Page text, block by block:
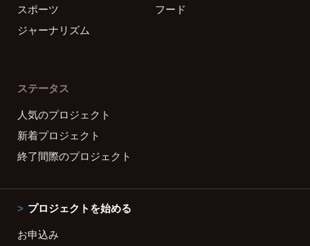
スポーツ
フード
ジャーナリズム
ステータス
人気のプロジェクト
新着プロジェクト
終了間際のプロジェクト
プロジェクトを始める
お申込み